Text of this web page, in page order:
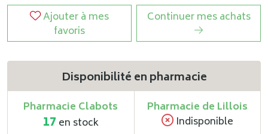
Ajouter à mes
favoris
Continuer mes achats
Disponibilité en pharmacie
Pharmacie Clabots
17 en stock
Pharmacie de Lillois
Indisponible